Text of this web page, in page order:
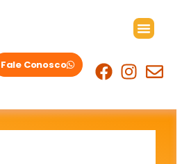
Fale Conosco